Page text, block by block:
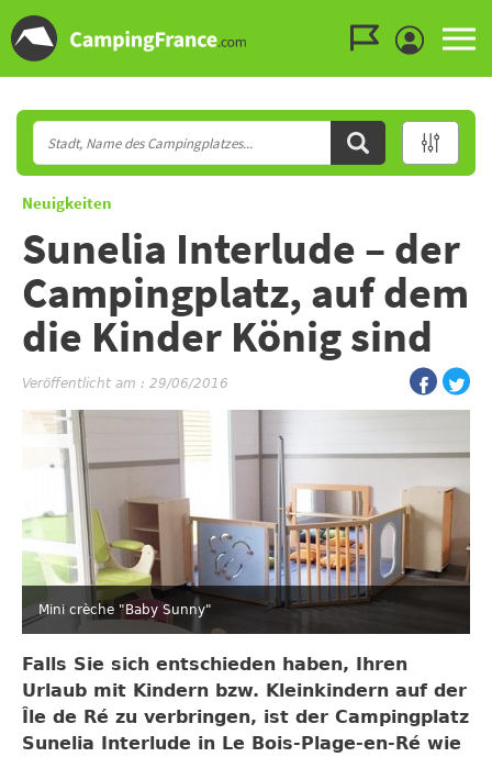
Neuigkeiten
Sunelia Interlude – der
Campingplatz, auf dem
die Kinder König sind
Veröffentlicht am : 29/06/2016
Mini crèche "Baby Sunny"
Falls Sie sich entschieden haben, Ihren
Urlaub mit Kindern bzw. Kleinkindern auf der
Île de Ré zu verbringen, ist der Campingplatz
Sunelia Interlude in Le Bois-Plage-en-Ré wie